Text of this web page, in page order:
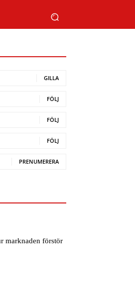
GILLA
FÖLJ
FÖLJ
FÖLJ
PRENUMERERA
marknaden förstör